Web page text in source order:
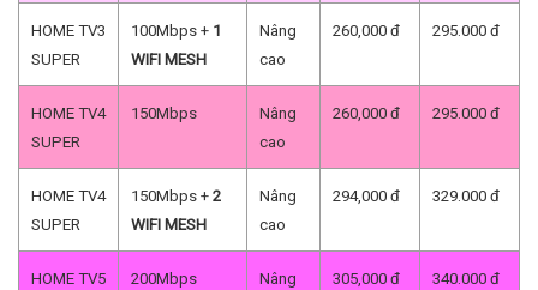
HOME TV3
SUPER
100Mbps + 1
WIFI MESH
Nâng
cao
260,000 đ 295.000 đ
HOME TV4
SUPER
150Mbps
Nâng
cao
260,000 đ 295.000 đ
HOME TV4
SUPER
150Mbps + 2
WIFI MESH
Nâng
cao
294,000 đ 329.000 đ
HOME TV5
200Mbps
Nâng
305,000 đ 340.000 đ